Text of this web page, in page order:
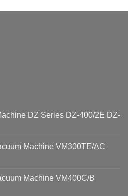
DZ Series DZ-400/2E DZ-
Machine VM300TE/AC
Machine VM400C/B